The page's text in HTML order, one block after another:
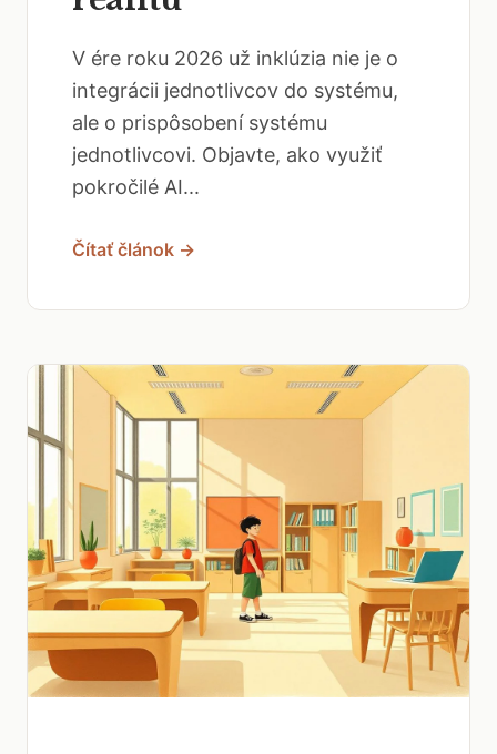
V ére roku 2026 už inklúzia nie je o
integrácii jednotlivcov do systému,
ale o prispôsobení systému
jednotlivcovi. Objavte, ako využiť
pokročilé AI...
Čítať článok →